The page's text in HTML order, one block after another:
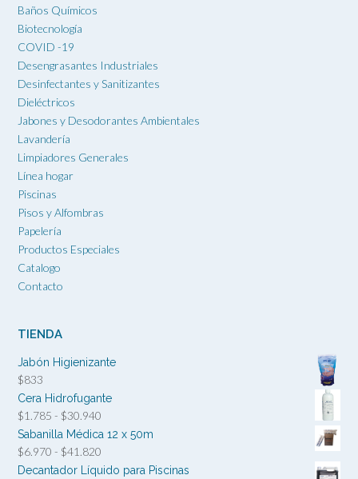
Baños Químicos
Biotecnología
COVID -19
Desengrasantes Industriales
Desinfectantes y Sanitizantes
Dieléctricos
Jabones y Desodorantes Ambientales
Lavandería
Limpiadores Generales
Línea hogar
Piscinas
Pisos y Alfombras
Papelería
Productos Especiales
Catalogo
Contacto
TIENDA
Jabón Higienizante
$833
Cera Hidrofugante
$1.785 - $30.940
de
desde
Sabanilla Médica 12 x 50m
$6.970 - $41.820
de
Decantador Líquido para Piscinas